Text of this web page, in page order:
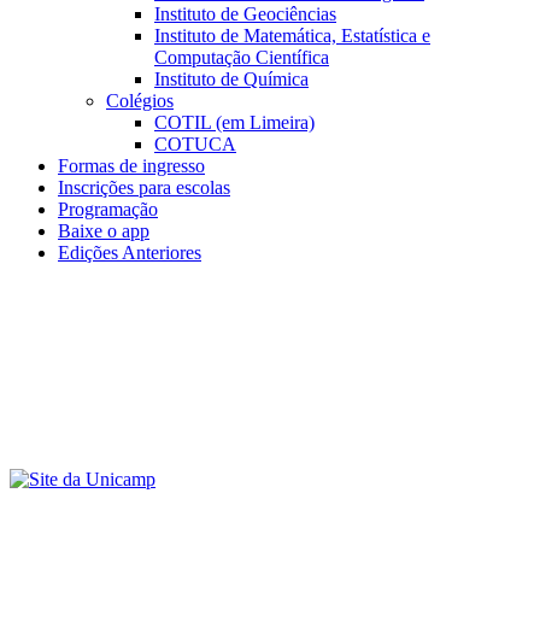
Instituto de Geociências
Instituto de Matemática, Estatística e
Computação Científica
Instituto de Química
Colégios
COTIL (em Limeira)
COTUCA
Formas de ingresso
Inscrições para escolas
Programação
Baixe o app
Edições Anteriores